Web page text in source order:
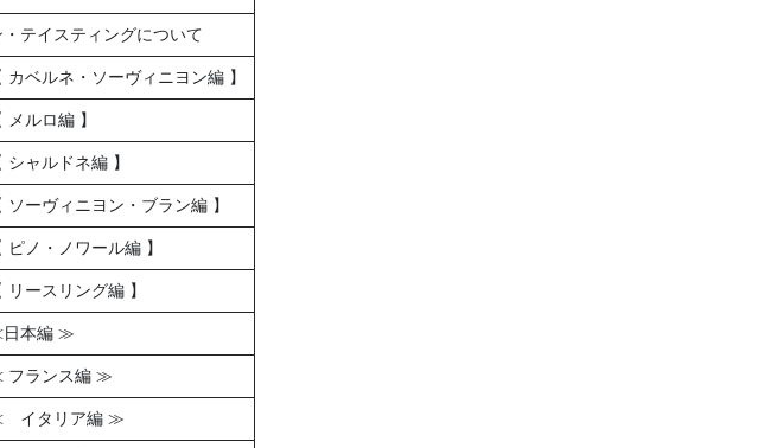
テイスティングについて
ベルネ・ソーヴィニヨン編 】
ルロ編 】
ャルドネ編 】
ーヴィニヨン・ブラン編 】
ノ・ノワール編 】
ースリング編 】
本編 ≫
フランス編 ≫
イタリア編 ≫